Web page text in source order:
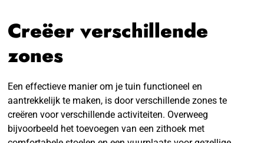
Creëer verschillende
zones
Een effectieve manier om je tuin functioneel en
aantrekkelijk te maken, is door verschillende zones te
creëren voor verschillende activiteiten. Overweeg
bijvoorbeeld het toevoegen van een zithoek met